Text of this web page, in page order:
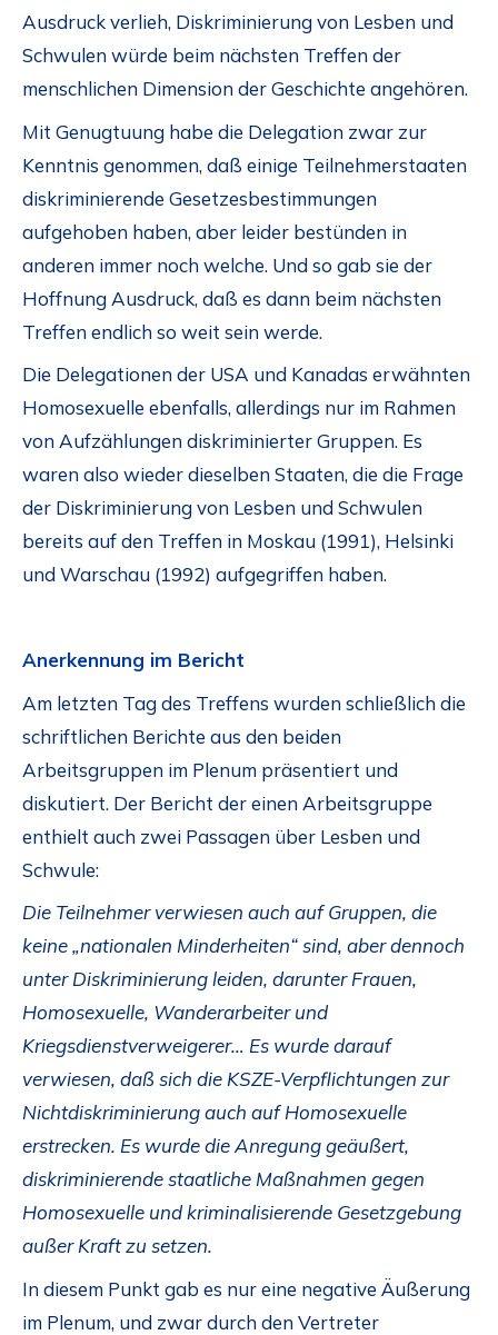
Ausdruck verlieh, Diskriminierung von Lesben und
Schwulen würde beim nächsten Treffen der
menschlichen Dimension der Geschichte angehören.
Mit Genugtuung habe die Delegation zwar zur
Kenntnis genommen, daß einige Teilnehmerstaaten
diskriminierende Gesetzesbestimmungen
aufgehoben haben, aber leider bestünden in
anderen immer noch welche. Und so gab sie der
Hoffnung Ausdruck, daß es dann beim nächsten
Treffen endlich so weit sein werde.
Die Delegationen der USA und Kanadas erwähnten
Homosexuelle ebenfalls, allerdings nur im Rahmen
von Aufzählungen diskriminierter Gruppen. Es
waren also wieder dieselben Staaten, die die Frage
der Diskriminierung von Lesben und Schwulen
bereits auf den Treffen in Moskau (1991), Helsinki
und Warschau (1992) aufgegriffen haben.
Anerkennung im Bericht
Am letzten Tag des Treffens wurden schließlich die
schriftlichen Berichte aus den beiden
Arbeitsgruppen im Plenum präsentiert und
diskutiert. Der Bericht der einen Arbeitsgruppe
enthielt auch zwei Passagen über Lesben und
Schwule:
Die Teilnehmer verwiesen auch auf Gruppen, die
keine „nationalen Minderheiten“ sind, aber dennoch
unter Diskriminierung leiden, darunter Frauen,
Homosexuelle, Wanderarbeiter und
Kriegsdienstverweigerer… Es wurde darauf
verwiesen, daß sich die KSZE-Verpflichtungen zur
Nichtdiskriminierung auch auf Homosexuelle
erstrecken. Es wurde die Anregung geäußert,
diskriminierende staatliche Maßnahmen gegen
Homosexuelle und kriminalisierende Gesetzgebung
außer Kraft zu setzen.
In diesem Punkt gab es nur eine negative Äußerung
im Plenum, und zwar durch den Vertreter